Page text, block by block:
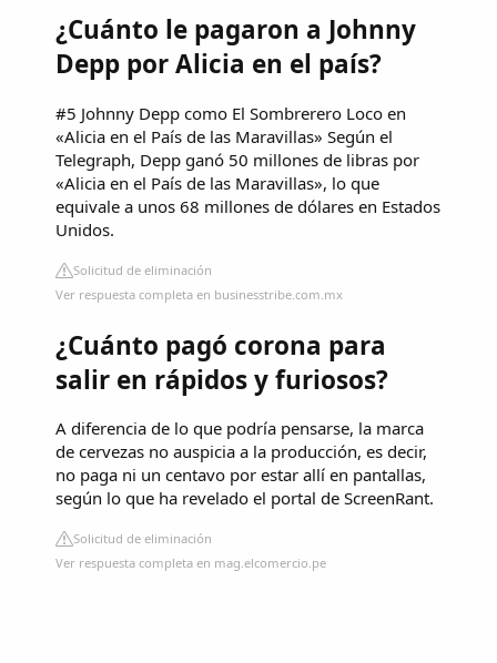
¿Cuánto le pagaron a Johnny
Depp por Alicia en el país?
#5 Johnny Depp como El Sombrerero Loco en
«Alicia en el País de las Maravillas» Según el
Telegraph, Depp ganó 50 millones de libras por
«Alicia en el País de las Maravillas», lo que
equivale a unos 68 millones de dólares en Estados
Unidos.
Solicitud de eliminación
Ver respuesta completa en businesstribe.com.mx
¿Cuánto pagó corona para
salir en rápidos y furiosos?
A diferencia de lo que podría pensarse, la marca
de cervezas no auspicia a la producción, es decir,
no paga ni un centavo por estar allí en pantallas,
según lo que ha revelado el portal de ScreenRant.
Solicitud de eliminación
Ver respuesta completa en mag.elcomercio.pe